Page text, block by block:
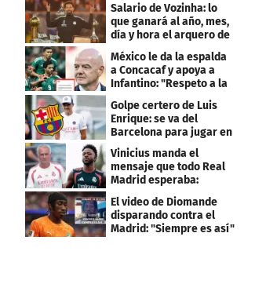
Salario de Vozinha: lo
que ganará al año, mes,
día y hora el arquero de
Cabo Verde
México le da la espalda
a Concacaf y apoya a
Infantino: "Respeto a la
gobernanza"
Golpe certero de Luis
Enrique: se va del
Barcelona para jugar en
el PSG
Vinicius manda el
mensaje que todo Real
Madrid esperaba:
"Mourinho..."
El video de Diomande
disparando contra el
Madrid: "Siempre es así"